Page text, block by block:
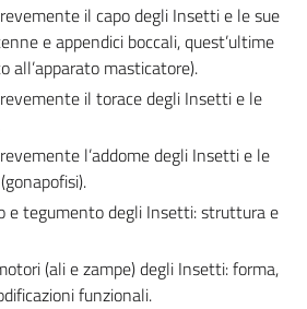
il capo degli Insetti e le sue
e appendici boccali, quest’ultime
all’apparato masticatore).
il torace degli Insetti e le
l’addome degli Insetti e le
e tegumento degli Insetti: struttura e
(ali e zampe) degli Insetti: forma,
funzionali.